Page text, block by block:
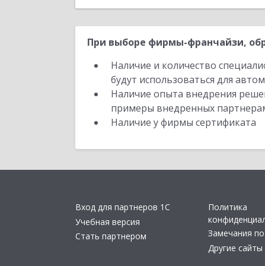
При выборе фирмы-франчайзи,
Наличие и количество
будут использоваться для
Наличие опыта внедрения
примеры внедренных
Наличие у фирмы сертификата
Вход для партнеров 1С
Учебная версия
Стать партнером
Политика
Замечания
Другие сайты